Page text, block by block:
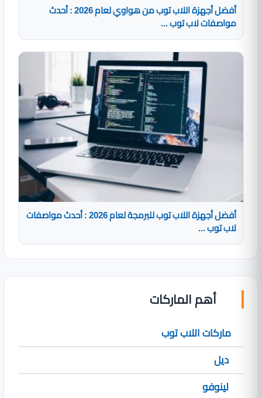
أفضل أجهزة اللاب توب من هواوي لعام 2026 : أحدث
مواصفات لاب توب ...
أفضل أجهزة اللاب توب للبرمجة لعام 2026 : أحدث مواصفات
لاب توب ...
أهم الماركات
ماركات اللاب توب
ديل
لينوفو